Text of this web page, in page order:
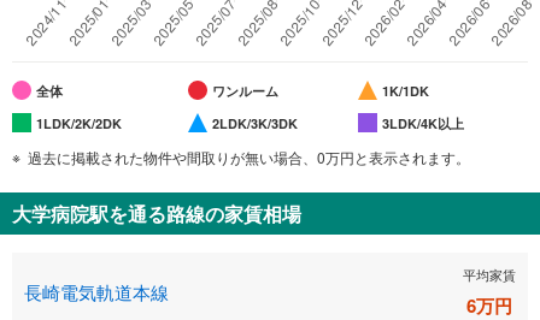
全体 ワンルーム
1K/1DK
1LDK/2K/2DK
2LDK/3K/3DK 3LDK/4K以上
過去に掲載された物件や間取りが無い場合、0万円と表示されます。
大学病院駅を通る路線の家賃相場
長崎電気軌道本線
平均家賃
6万円